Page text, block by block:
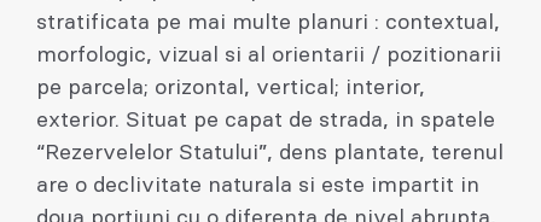
stratificata pe mai multe planuri : contextual,
morfologic, vizual si al orientarii / pozitionarii
pe parcela; orizontal, vertical; interior,
exterior. Situat pe capat de strada, in spatele
“Rezervelelor Statului”, dens plantate, terenul
are o declivitate naturala si este impartit in